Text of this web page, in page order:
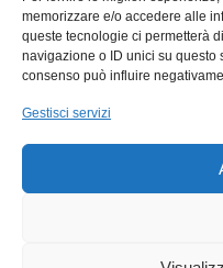
memorizzare e/o accedere alle
queste tecnologie ci permetterà
navigazione o ID unici su questo
consenso può influire
Gestisci servizi
Ego
Via Francesco
Tel. +39